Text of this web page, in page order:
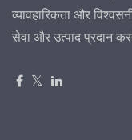
व्यावहारिकता और
सेवा और उत्पाद प्रदान